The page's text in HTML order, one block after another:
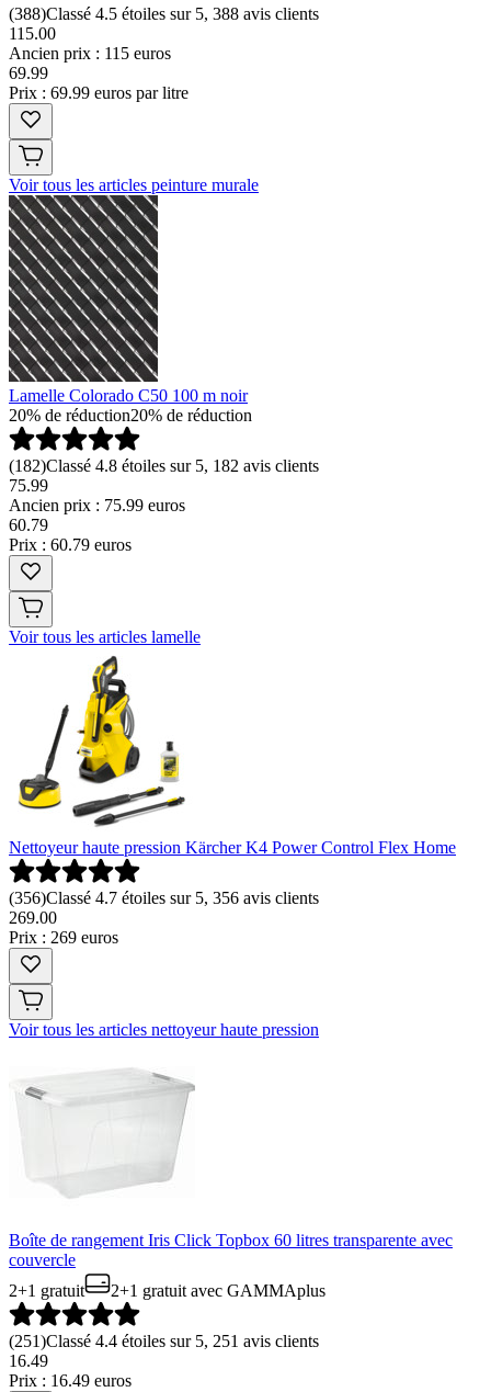
(388)Classé 4.5 étoiles sur 5, 388 avis clients
115.00
Ancien prix : 115 euros
69.99
Prix : 69.99 euros par litre
Voir tous les articles peinture murale
Lamelle Colorado C50 100 m noir
20% de réduction20% de réduction
(182)Classé 4.8 étoiles sur 5, 182 avis clients
75.99
Ancien prix : 75.99 euros
60.79
Prix : 60.79 euros
Voir tous les articles lamelle
Nettoyeur haute pression Kärcher K4 Power Control Flex Home
(356)Classé 4.7 étoiles sur 5, 356 avis clients
269.00
Prix : 269 euros
Voir tous les articles nettoyeur haute pression
Boîte de rangement Iris Click Topbox 60 litres transparente avec
couvercle
2+1 gratuit
2+1 gratuitavec GAMMAplus
(251)Classé 4.4 étoiles sur 5, 251 avis clients
16.49
Prix : 16.49 euros